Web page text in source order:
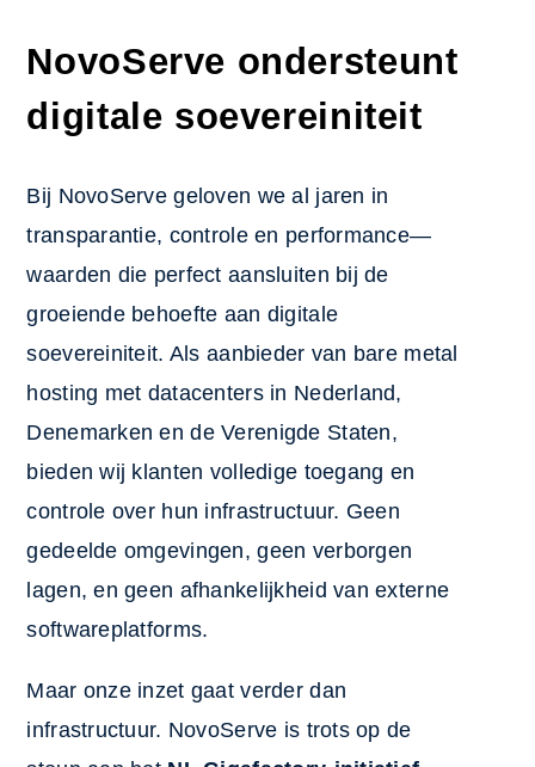
NovoServe ondersteunt
digitale soevereiniteit
Bij NovoServe geloven we al jaren in
transparantie, controle en performance—
waarden die perfect aansluiten bij de
groeiende behoefte aan digitale
soevereiniteit. Als aanbieder van bare metal
hosting met datacenters in Nederland,
Denemarken en de Verenigde Staten,
bieden wij klanten volledige toegang en
controle over hun infrastructuur. Geen
gedeelde omgevingen, geen verborgen
lagen, en geen afhankelijkheid van externe
softwareplatforms.
Maar onze inzet gaat verder dan
infrastructuur. NovoServe is trots op de